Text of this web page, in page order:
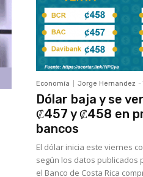
Economía Jorge Hernandez -
Dólar baja y se
₡457 y ₡458 en
bancos
El dólar inicia este viernes
según los datos publicados
el Banco de Costa Rica